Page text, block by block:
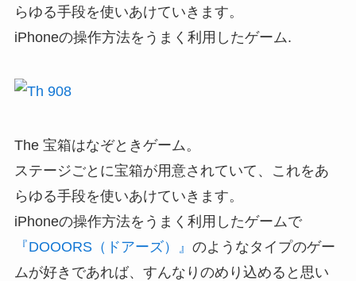
らゆる手段を使いあけていきます。
iPhoneの操作方法をうまく利用したゲーム.
The 宝箱はなぞときゲーム。
ステージごとに宝箱が用意されていて、これをあ
らゆる手段を使いあけていきます。
iPhoneの操作方法をうまく利用したゲームで
『DOOORS（ドアーズ）』 のようなタイプのゲー
ムが好きであれば、すんなりのめり込めると思い